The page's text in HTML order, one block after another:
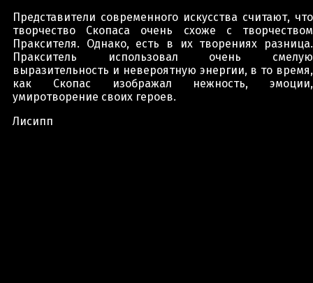
Представители современного искусства считают, что
творчество Скопаса очень схоже с творчеством
Праксителя. Однако, есть в их творениях разница.
Пракситель использовал очень смелую
выразительность и невероятную энергии, в то время,
как Скопас изображал нежность, эмоции,
умиротворение своих героев.
Лисипп